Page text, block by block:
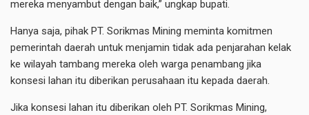
mereka menyambut dengan baik,” ungkap bupati.
Hanya saja, pihak PT. Sorikmas Mining meminta komitmen
pemerintah daerah untuk menjamin tidak ada penjarahan kelak
ke wilayah tambang mereka oleh warga penambang jika
konsesi lahan itu diberikan perusahaan itu kepada daerah.
Jika konsesi lahan itu diberikan oleh PT. Sorikmas Mining,